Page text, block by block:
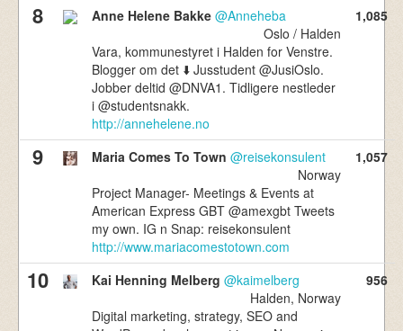
8 Anne Helene Bakke @Anneheba
Oslo / Halden
Vara, kommunestyret i Halden for Venstre.
Blogger om det ⬇️ Jusstudent @JusiOslo.
Jobber deltid @DNVA1. Tidligere nestleder
i @studentsnakk.
http://annehelene.no
1,085
9 Maria Comes To Town @reisekonsulent
Norway
Project Manager- Meetings & Events at
American Express GBT @amexgbt Tweets
my own. IG n Snap: reisekonsulent
http://www.mariacomestotown.com
1,057
10 Kai Henning Melberg @kaimelberg
Halden, Norway
Digital marketing, strategy, SEO and
956